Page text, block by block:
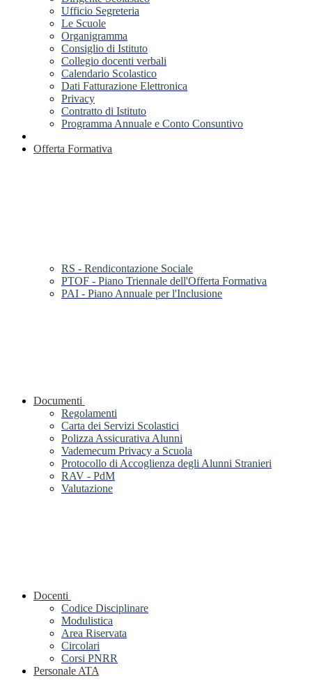
Ufficio Segreteria
Le Scuole
Organigramma
Consiglio di Istituto
Collegio docenti verbali
Calendario Scolastico
Dati Fatturazione Elettronica
Privacy
Contratto di Istituto
Programma Annuale e Conto Consuntivo
Offerta Formativa
RS - Rendicontazione Sociale
PTOF - Piano Triennale dell'Offerta Formativa
PAI - Piano Annuale per l'Inclusione
Documenti
Regolamenti
Carta dei Servizi Scolastici
Polizza Assicurativa Alunni
Vademecum Privacy a Scuola
Protocollo di Accoglienza degli Alunni Stranieri
RAV - PdM
Valutazione
Docenti
Codice Disciplinare
Modulistica
Area Riservata
Circolari
Corsi PNRR
Personale ATA